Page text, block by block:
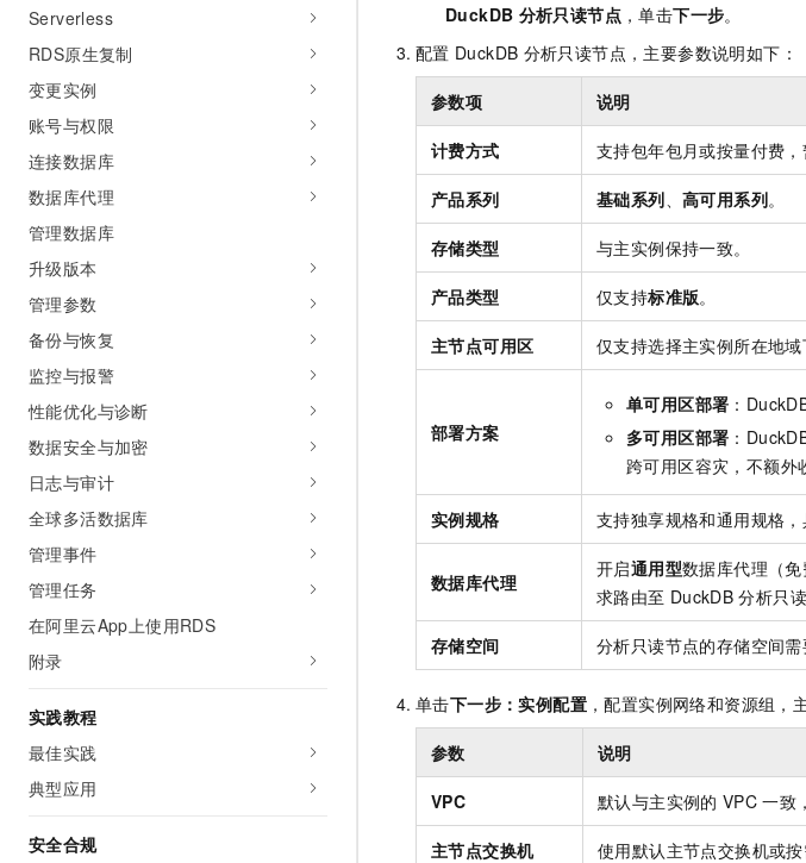
Serverless
RDS原生复制
变更实例
账号与权限
连接数据库
数据库代理
管理数据库
升级版本
管理参数
备份与恢复
监控与报警
性能优化与诊断
数据安全与加密
日志与审计
全球多活数据库
管理事件
管理任务
在阿里云App上使用RDS
附录
实践教程
最佳实践
典型应用
安全合规
DuckDB 分析只读节点 ，单击下一步。
配置 DuckDB 分析只读节点，主要参数说明如下：
参数项 说明
计费方式 支持包年包月或按量付费
产品系列 基础系列 、高可用系列。
存储类型 与主实例保持一致。
产品类型 仅支持标准版。
主节点可用区 仅支持选择主实例所在地域
部署方案
单可用区部署 ：
多可用区部署 ：
跨可用区容灾，不额外
实例规格 支持独享规格和通用规格
数据库代理
开启通用型数据库代理（
求路由至 DuckDB 分析只
存储空间 分析只读节点的存储空间需
单击下一步：实例配置 ，配置实例网络和资源组，
参数 说明
VPC 默认与主实例的 VPC 一致
主节点交换机 使用默认主节点交换机或按